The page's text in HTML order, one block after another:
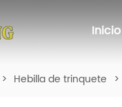
Inicio
> Hebilla de trinquete >